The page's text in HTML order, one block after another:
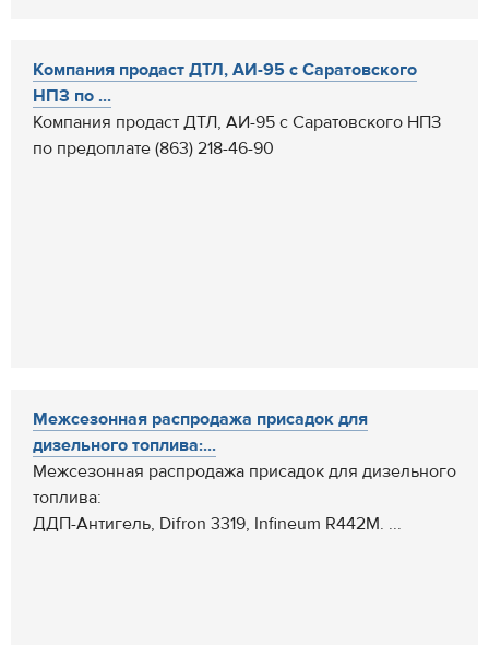
Компания продаст ДТЛ, АИ-95 с Саратовского
НПЗ по ...
Компания продаст ДТЛ, АИ-95 с Саратовского НПЗ
по предоплате (863) 218-46-90
Межсезонная распродажа присадок для
дизельного топлива:...
Межсезонная распродажа присадок для дизельного
топлива:
ДДП-Антигель, Difron 3319, Infineum R442M. ...